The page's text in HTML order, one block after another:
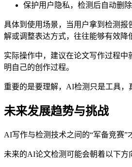
保护用户隐私，检测后自动删
具体到使用场景，当用户拿到检测
解或调整表达方式，往往能够有效降
实际操作中，建议在论文写作过程
明自己的创作过程。
重要的是要理解，AI检测只是工具，
未来发展趋势与挑战
AI写作与检测技术之间的“军备竞赛”
未来的AI论文检测可能会朝着以下方